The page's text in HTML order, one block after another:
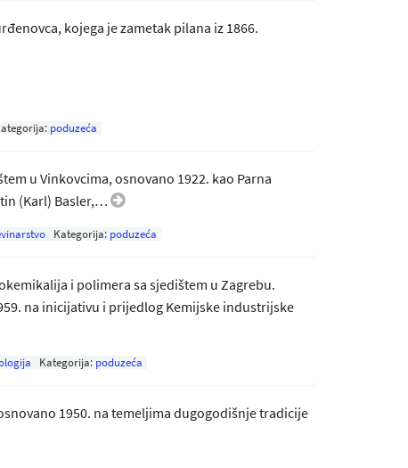
kojega je zametak pilana iz 1866.
poduzeća
u Vinkovcima, osnovano 1922. kao Parna
(Karl) Basler,…
Kategorija: poduzeća
i polimera sa sjedištem u Zagrebu.
na inicijativu i prijedlog Kemijske industrijske
Kategorija: poduzeća
1950. na temeljima dugogodišnje tradicije